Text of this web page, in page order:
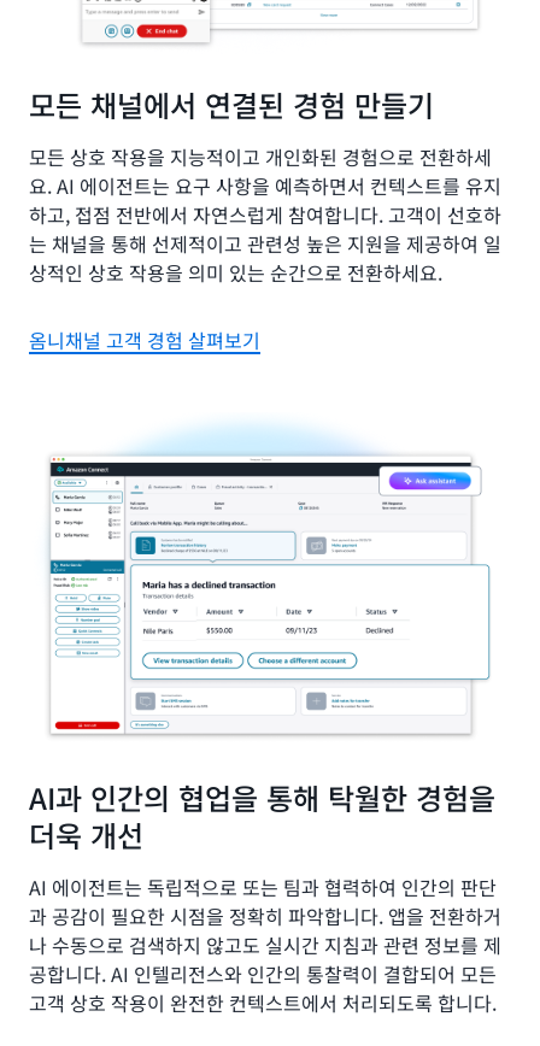
모든 채널에서 연결된 경험 만들기
모든 상호 작용을 지능적이고 개인화된 경험으로 전환하세
요. AI 에이전트는 요구 사항을 예측하면서 컨텍스트를 유지
하고, 접점 전반에서 자연스럽게 참여합니다. 고객이 선호하
는 채널을 통해 선제적이고 관련성 높은 지원을 제공하여 일
상적인 상호 작용을 의미 있는 순간으로 전환하세요.
옴니채널 고객 경험 살펴보기
AI과 인간의 협업을 통해 탁월한 경험을
더욱 개선
AI 에이전트는 독립적으로 또는 팀과 협력하여 인간의 판단
과 공감이 필요한 시점을 정확히 파악합니다. 앱을 전환하거
나 수동으로 검색하지 않고도 실시간 지침과 관련 정보를 제
공합니다. AI 인텔리전스와 인간의 통찰력이 결합되어 모든
고객 상호 작용이 완전한 컨텍스트에서 처리되도록 합니다.